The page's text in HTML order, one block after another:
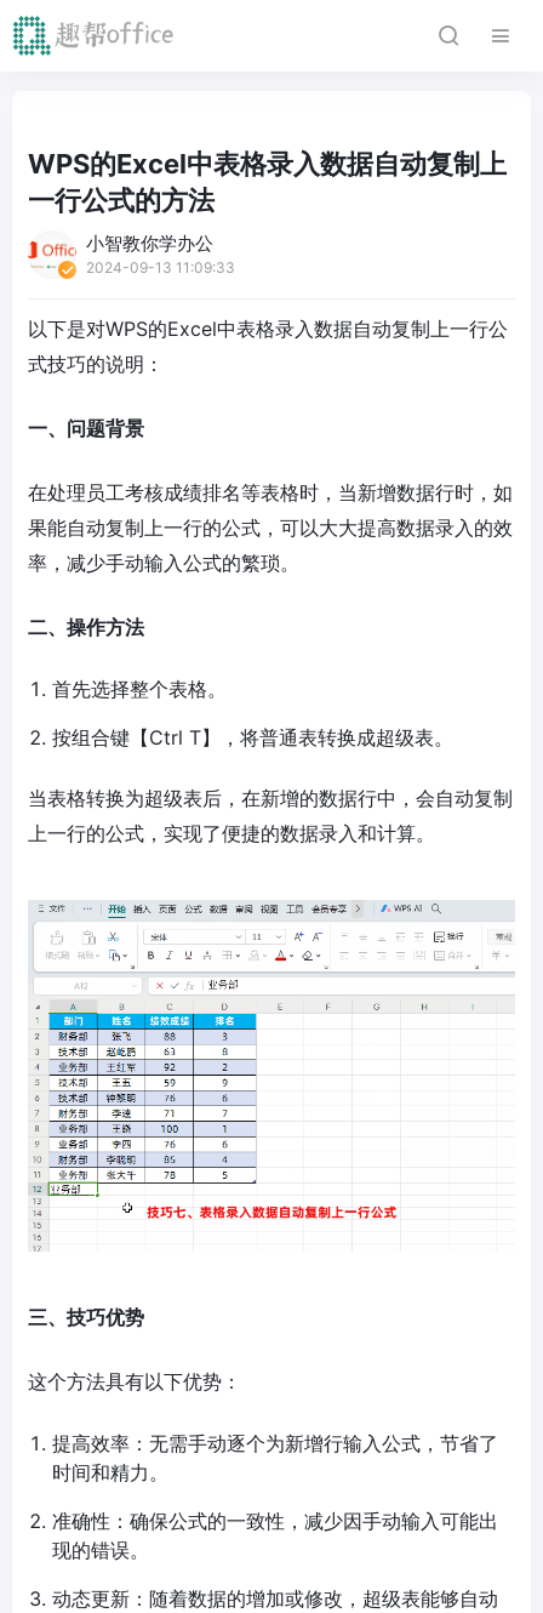
WPS的Excel中表格录入数据自动复制上
一行公式的方法
小智教你学办公
2024-09-13 11:09:33
以下是对WPS的Excel中表格录入数据自动复制上一行公
式技巧的说明：
一、问题背景
在处理员工考核成绩排名等表格时，当新增数据行时，如
果能自动复制上一行的公式，可以大大提高数据录入的效
率，减少手动输入公式的繁琐。
二、操作方法
首先选择整个表格。
按组合键【Ctrl T】，将普通表转换成超级表。
当表格转换为超级表后，在新增的数据行中，会自动复制
上一行的公式，实现了便捷的数据录入和计算。
三、技巧优势
这个方法具有以下优势：
提高效率：无需手动逐个为新增行输入公式，节省了
时间和精力。
准确性：确保公式的一致性，减少因手动输入可能出
现的错误。
动态更新：随着数据的增加或修改，超级表能够自动